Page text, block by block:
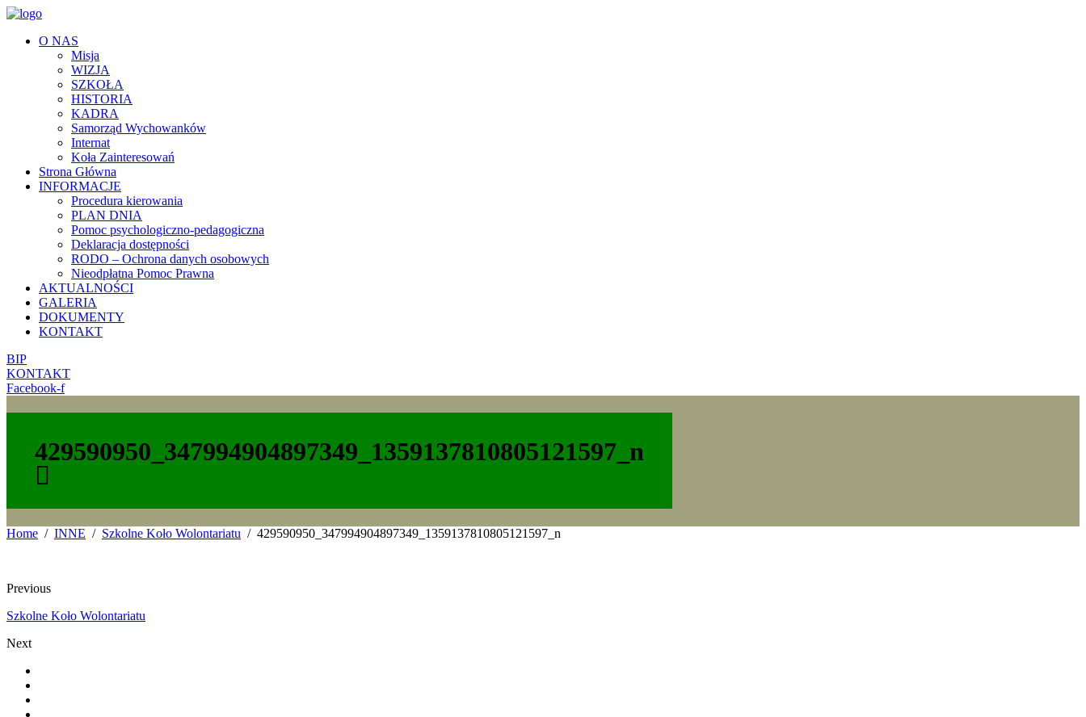
O NAS
Misja
WIZJA
SZKOŁA
HISTORIA
KADRA
Samorząd Wychowanków
Internat
Koła Zainteresowań
Strona Główna
INFORMACJE
Procedura kierowania
PLAN DNIA
Pomoc psychologiczno-pedagogiczna
Deklaracja dostępności
RODO – Ochrona danych osobowych
Nieodpłatna Pomoc Prawna
AKTUALNOŚCI
GALERIA
DOKUMENTY
KONTAKT
BIP
KONTAKT
Facebook-f
429590950_347994904897349_1359137810805121597_n
Home INNE Szkolne Koło Wolontariatu 429590950_347994904897349_1359137810805121597_n
Previous
Szkolne Koło Wolontariatu
Next